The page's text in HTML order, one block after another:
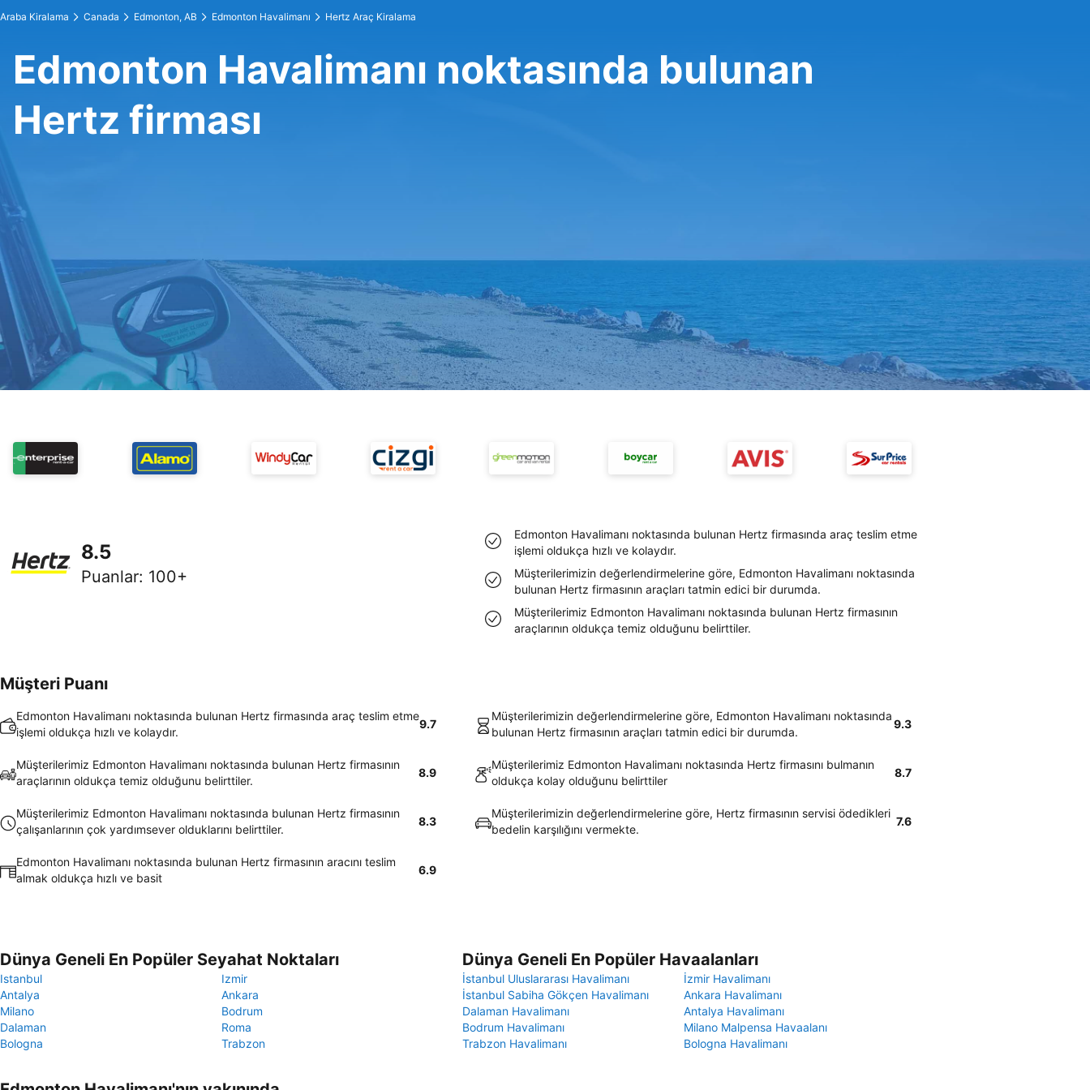
Araba Kiralama Canada Edmonton, AB Edmonton Havalimanı Hertz Araç Kiralama
Edmonton Havalimanı noktasında bulunan
Hertz firması
8.5
Puanlar: 100+
Edmonton Havalimanı noktasında bulunan Hertz firmasında araç teslim etme
işlemi oldukça hızlı ve kolaydır.
Müşterilerimizin değerlendirmelerine göre, Edmonton Havalimanı noktasında
bulunan Hertz firmasının araçları tatmin edici bir durumda.
Müşterilerimiz Edmonton Havalimanı noktasında bulunan Hertz firmasının
araçlarının oldukça temiz olduğunu belirttiler.
Müşteri Puanı
Edmonton Havalimanı noktasında bulunan Hertz firmasında araç teslim etme
işlemi oldukça hızlı ve kolaydır.
9.7
Müşterilerimizin değerlendirmelerine göre, Edmonton Havalimanı noktasında
bulunan Hertz firmasının araçları tatmin edici bir durumda.
9.3
Müşterilerimiz Edmonton Havalimanı noktasında bulunan Hertz firmasının
araçlarının oldukça temiz olduğunu belirttiler.
8.9
Müşterilerimiz Edmonton Havalimanı noktasında Hertz firmasını bulmanın
oldukça kolay olduğunu belirttiler
8.7
Müşterilerimiz Edmonton Havalimanı noktasında bulunan Hertz firmasının
çalışanlarının çok yardımsever olduklarını belirttiler.
8.3
Müşterilerimizin değerlendirmelerine göre, Hertz firmasının servisi ödedikleri
bedelin karşılığını vermekte.
7.6
Edmonton Havalimanı noktasında bulunan Hertz firmasının aracını teslim
almak oldukça hızlı ve basit
6.9
Dünya Geneli En Popüler Seyahat Noktaları
Istanbul
Izmir
Antalya
Ankara
Milano
Bodrum
Dalaman
Roma
Bologna
Trabzon
Dünya Geneli En Popüler Havaalanları
İstanbul Uluslararası Havalimanı
İzmir Havalimanı
İstanbul Sabiha Gökçen Havalimanı
Ankara Havalimanı
Dalaman Havalimanı
Antalya Havalimanı
Bodrum Havalimanı
Milano Malpensa Havaalanı
Trabzon Havalimanı
Bologna Havalimanı